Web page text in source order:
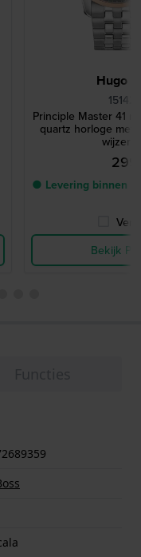
Hugo
Principle Master 41
quartz horloge met
● Levering binnen
Bekijk